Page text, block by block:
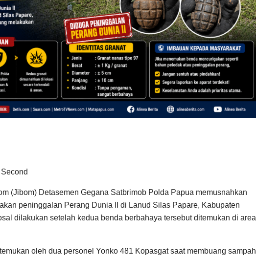
(Jibom) Detasemen Gegana Satbrimob Polda Papua memusnahkan
peninggalan Perang Dunia II di Lanud Silas Papare, Kabupaten
dilakukan setelah kedua benda berbahaya tersebut ditemukan di area
oleh dua personel Yonko 481 Kopasgat saat membuang sampah